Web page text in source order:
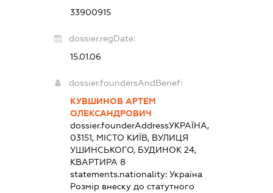
33900915
dossier.regDate:
15.01.06
dossier.foundersAndBenef:
КУВШИНОВ АРТЕМ
ОЛЕКСАНДРОВИЧ
dossier.founderAddressУКРАЇНА,
03151, МІСТО КИЇВ, ВУЛИЦЯ
УШИНСЬКОГО, БУДИНОК 24,
КВАРТИРА 8
statements.nationality:Україна
Розмір внеску до статутного